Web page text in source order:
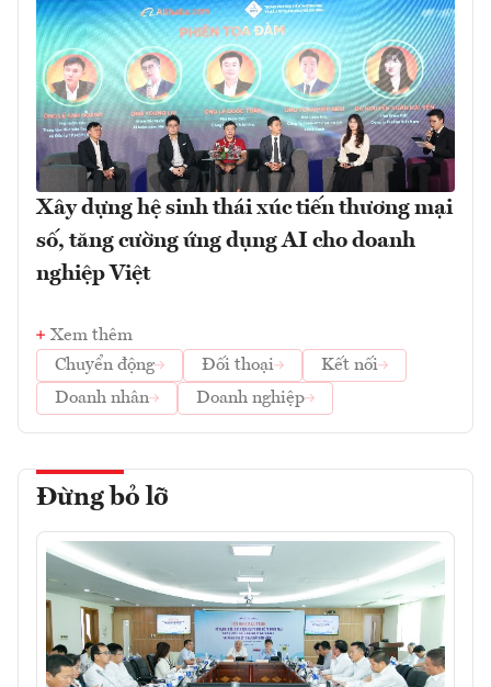
Xây dựng hệ sinh thái xúc tiến thương mại
số, tăng cường ứng dụng AI cho doanh
nghiệp Việt
Xem thêm
Chuyển động
Đối thoại
Kết nối
Doanh nhân
Doanh nghiệp
Đừng bỏ lỡ